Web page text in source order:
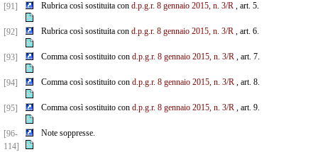
[91] Rubrica così sostituita con d.p.g.r. 8 gennaio 2015, n. 3/R, art. 5.
[92] Rubrica così sostituita con d.p.g.r. 8 gennaio 2015, n. 3/R, art. 6.
[93] Comma così sostituito con d.p.g.r. 8 gennaio 2015, n. 3/R, art. 7.
[94] Comma così sostituito con d.p.g.r. 8 gennaio 2015, n. 3/R, art. 8.
[95] Comma così sostituito con d.p.g.r. 8 gennaio 2015, n. 3/R, art. 9.
[96-
114]
Note soppresse.